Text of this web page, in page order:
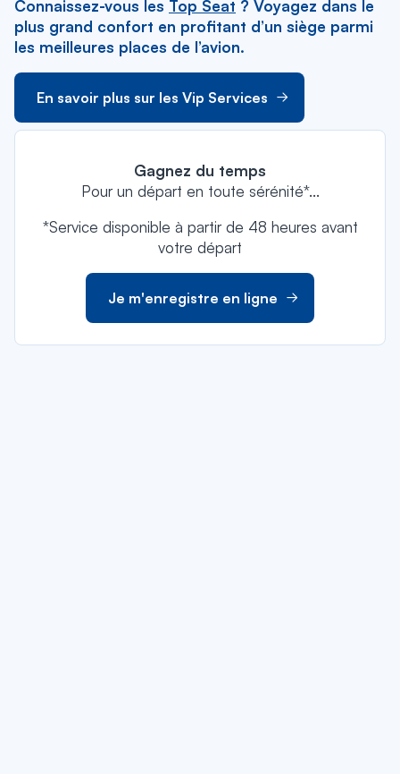
Connaissez-vous les Top Seat ? Voyagez dans le
plus grand confort en profitant d’un siège parmi
les meilleures places de l’avion.
En savoir plus sur les Vip Services
Gagnez du temps
Pour un départ en toute sérénité*...
*Service disponible à partir de 48 heures avant
votre départ
Je m'enregistre en ligne